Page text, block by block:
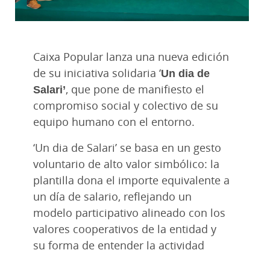
Caixa Popular lanza una nueva edición
de su iniciativa solidaria ‘Un dia de
Salari’, que pone de manifiesto el
compromiso social y colectivo de su
equipo humano con el entorno.
‘Un dia de Salari’ se basa en un gesto
voluntario de alto valor simbólico: la
plantilla dona el importe equivalente a
un día de salario, reflejando un
modelo participativo alineado con los
valores cooperativos de la entidad y
su forma de entender la actividad